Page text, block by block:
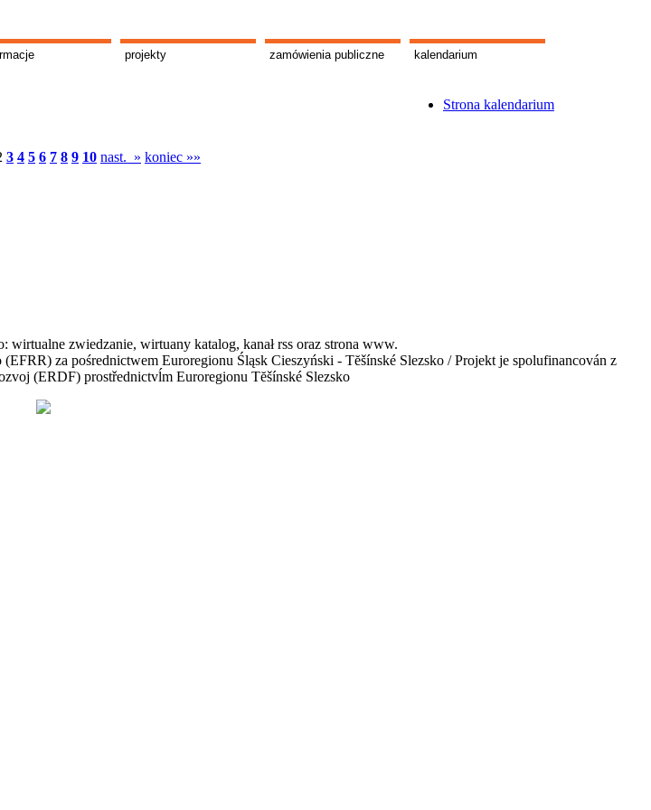
projekty zamówienia publiczne kalendarium
Strona kalendarium
3 4 5 6 7 8 9 10 nast. » koniec »»
wirtualne zwiedzanie, wirtuany katalog, kanał rss oraz strona www.
za pośrednictwem Euroregionu Śląsk Cieszyński - Tĕšínské Slezsko / Projekt je spolufinancován z
(ERDF) prostřednictvĺm Euroregionu Tĕšínské Slezsko